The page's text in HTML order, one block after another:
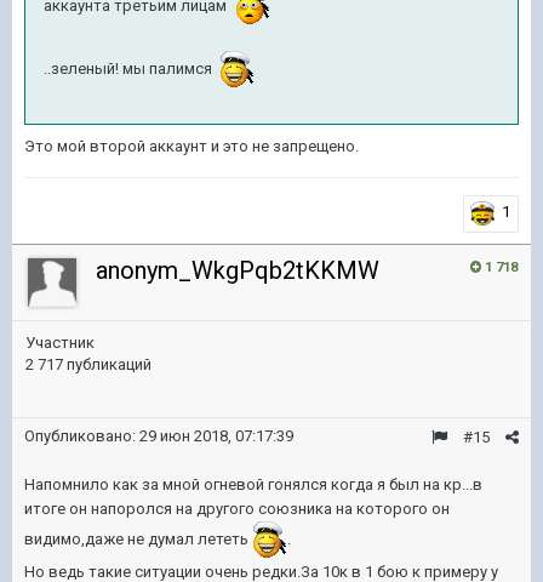
аккаунта третьим лицам
..зеленый! мы палимся
Это мой второй аккаунт и это не запрещено.
1
1 718
anonym_WkgPqb2tKKMW
Участник
2 717 публикаций
#15
Опубликовано: 29 июн 2018, 07:17:39
Напомнило как за мной огневой гонялся когда я был на кр...в
итоге он напоролся на другого союзника на которого он
видимо,даже не думал лететь
.
Но ведь такие ситуации очень редки.За 10к в 1 бою к примеру у